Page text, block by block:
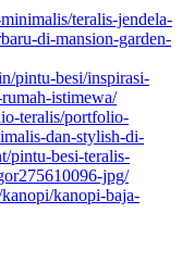
teralis-jendela-
di-mansion-garden-
pintu-besi/inspirasi-
istimewa/
teralis/portfolio-
dan-stylish-di-
pintu-besi-teralis-
jpg/
kanopi-baja-